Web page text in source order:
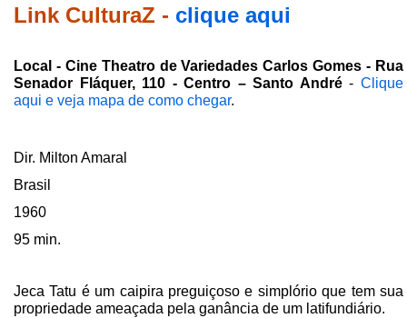
Link CulturaZ - clique aqui
Local - Cine Theatro de Variedades Carlos Gomes - Rua
Senador Fláquer, 110 - Centro – Santo André-Clique
aqui e veja mapa de como chegar.
Dir. Milton Amaral
Brasil
1960
95 min.
Jeca Tatu é um caipira preguiçoso e simplório que tem sua
propriedade ameaçada pela ganância de um latifundiário.